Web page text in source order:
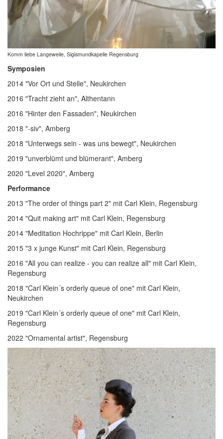
Komm liebe Langeweile, Sigismundkapelle Regensburg
Symposien
2014 "Vor Ort und Stelle", Neukirchen
2016 "Tracht zieht an", Althentann
2016 "Hinter den Fassaden", Neukirchen
2018 "-siv", Amberg
2018 "Unterwegs sein - was uns bewegt", Neukirchen
2019 "unverblümt und blümerant", Amberg
2020 "Level 2020", Amberg
Performance
2013 "The order of things part 2" mit Carl Klein, Regensburg
2014 "Quit making art" mit Carl Klein, Regensburg
2014 "Meditation Hochrippe" mit Carl Klein, Berlin
2015 "3 x junge Kunst" mit Carl Klein, Regensburg
2016 "All you can realize - you can realize all" mit Carl Klein,
Regensburg
2018 "Carl Klein´s orderly queue of one" mit Carl Klein,
Neukirchen
2019 "Carl Klein´s orderly queue of one" mit Carl Klein,
Regensburg
2022 "Ornamental artist", Regensburg